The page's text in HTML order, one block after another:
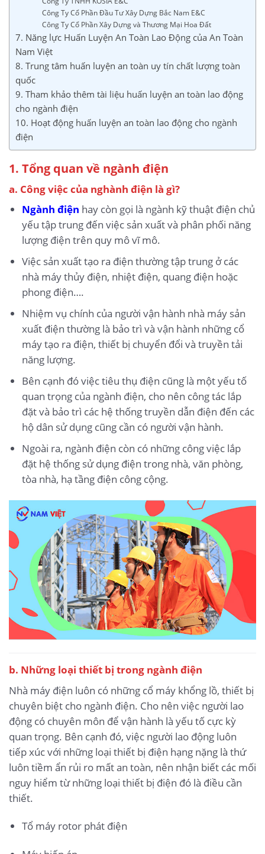
Công Ty Cổ Phần Đầu Tư Xây Dựng Bắc Nam E&C
Công Ty Cổ Phần Xây Dựng và Thương Mại Hoa Đất
7. Năng lực Huấn Luyện An Toàn Lao Động của An Toàn
Nam Việt
8. Trung tâm huấn luyện an toàn uy tín chất lượng toàn
quốc
9. Tham khảo thêm tài liệu huấn luyện an toàn lao động
cho ngành điện
10. Hoạt động huấn luyện an toàn lao động cho ngành
điện
1. Tổng quan về ngành điện
a. Công việc của nghành điện là gì?
Ngành điện hay còn gọi là ngành kỹ thuật điện chủ
yếu tập trung đến việc sản xuất và phân phối năng
lượng điện trên quy mô vĩ mô.
Việc sản xuất tạo ra điện thường tập trung ở các
nhà máy thủy điện, nhiệt điện, quang điện hoặc
phong điện….
Nhiệm vụ chính của người vận hành nhà máy sản
xuất điện thường là bảo trì và vận hành những cổ
máy tạo ra điện, thiết bị chuyển đổi và truyền tải
năng lượng.
Bên cạnh đó việc tiêu thụ điện cũng là một yếu tố
quan trọng của ngành điện, cho nên công tác lắp
đặt và bảo trì các hệ thống truyền dẫn điện đến các
hộ dân sử dụng cũng cần có người vận hành.
Ngoài ra, ngành điện còn có những công việc lắp
đặt hệ thống sử dụng điện trong nhà, văn phòng,
tòa nhà, hạ tầng điện công cộng.
b. Những loại thiết bị trong ngành điện
Nhà máy điện luôn có những cổ máy khổng lồ, thiết bị
chuyên biệt cho ngành điện. Cho nên việc người lao
động có chuyên môn để vận hành là yếu tố cực kỳ
quan trọng. Bên cạnh đó, việc người lao động luôn
tiếp xúc với những loại thiết bị điện hạng nặng là thứ
luôn tiềm ẩn rủi ro mất an toàn, nên nhận biết các mối
nguy hiểm từ những loại thiết bị điện đó là điều cần
thiết.
Tổ máy rotor phát điện